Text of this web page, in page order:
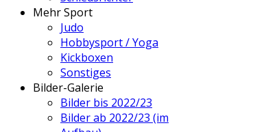
Mehr Sport
Judo
Hobbysport / Yoga
Kickboxen
Sonstiges
Bilder-Galerie
Bilder bis 2022/23
Bilder ab 2022/23 (im